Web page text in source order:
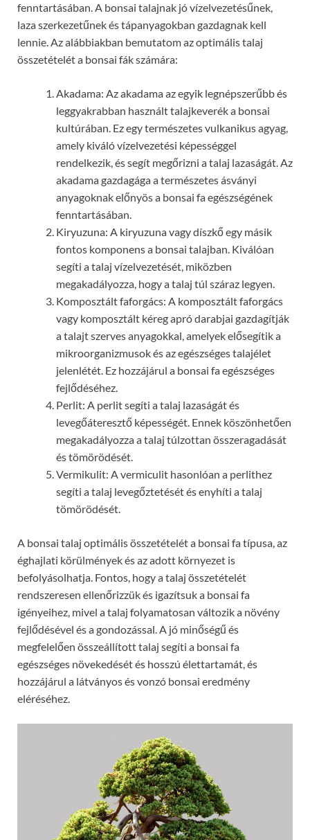
fenntartásában. A bonsai talajnak jó vízelvezetésűnek,
laza szerkezetűnek és tápanyagokban gazdagnak kell
lennie. Az alábbiakban bemutatom az optimális talaj
összetételét a bonsai fák számára:
Akadama: Az akadama az egyik legnépszerűbb és
leggyakrabban használt talajkeverék a bonsai
kultúrában. Ez egy természetes vulkanikus agyag,
amely kiváló vízelvezetési képességgel
rendelkezik, és segít megőrizni a talaj lazaságát. Az
akadama gazdagága a természetes ásványi
anyagoknak előnyös a bonsai fa egészségének
fenntartásában.
Kiryuzuna: A kiryuzuna vagy díszkő egy másik
fontos komponens a bonsai talajban. Kiválóan
segíti a talaj vízelvezetését, miközben
megakadályozza, hogy a talaj túl száraz legyen.
Komposztált faforgács: A komposztált faforgács
vagy komposztált kéreg apró darabjai gazdagítják
a talajt szerves anyagokkal, amelyek elősegítik a
mikroorganizmusok és az egészséges talajélet
jelenlétét. Ez hozzájárul a bonsai fa egészséges
fejlődéséhez.
Perlit: A perlit segíti a talaj lazaságát és
levegőáteresztő képességét. Ennek köszönhetően
megakadályozza a talaj túlzottan összeragadását
és tömörödését.
Vermikulit: A vermiculit hasonlóan a perlithez
segíti a talaj levegőztetését és enyhíti a talaj
tömörödését.
A bonsai talaj optimális összetételét a bonsai fa típusa, az
éghajlati körülmények és az adott környezet is
befolyásolhatja. Fontos, hogy a talaj összetételét
rendszeresen ellenőrizzük és igazítsuk a bonsai fa
igényeihez, mivel a talaj folyamatosan változik a növény
fejlődésével és a gondozással. A jó minőségű és
megfelelően összeállított talaj segíti a bonsai fa
egészséges növekedését és hosszú élettartamát, és
hozzájárul a látványos és vonzó bonsai eredmény
eléréséhez.